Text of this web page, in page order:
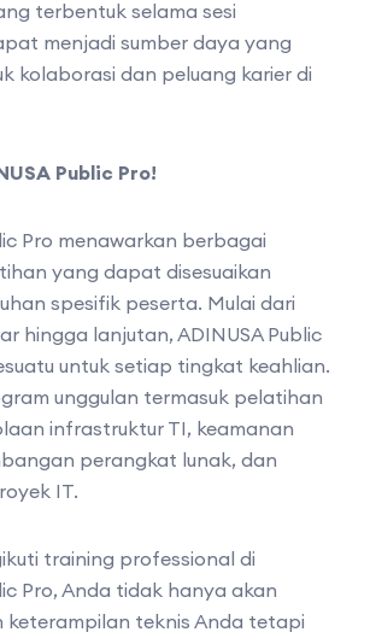
terbentuk selama sesi
menjadi sumber daya yang
kolaborasi dan peluang karier di
Public Pro!
Pro menawarkan berbagai
yang dapat disesuaikan
spesifik peserta. Mulai dari
hingga lanjutan, ADINUSA Public
untuk setiap tingkat keahlian.
unggulan termasuk pelatihan
infrastruktur TI, keamanan
perangkat lunak, dan
IT.
training professional di
Pro, Anda tidak hanya akan
keterampilan teknis Anda tetapi